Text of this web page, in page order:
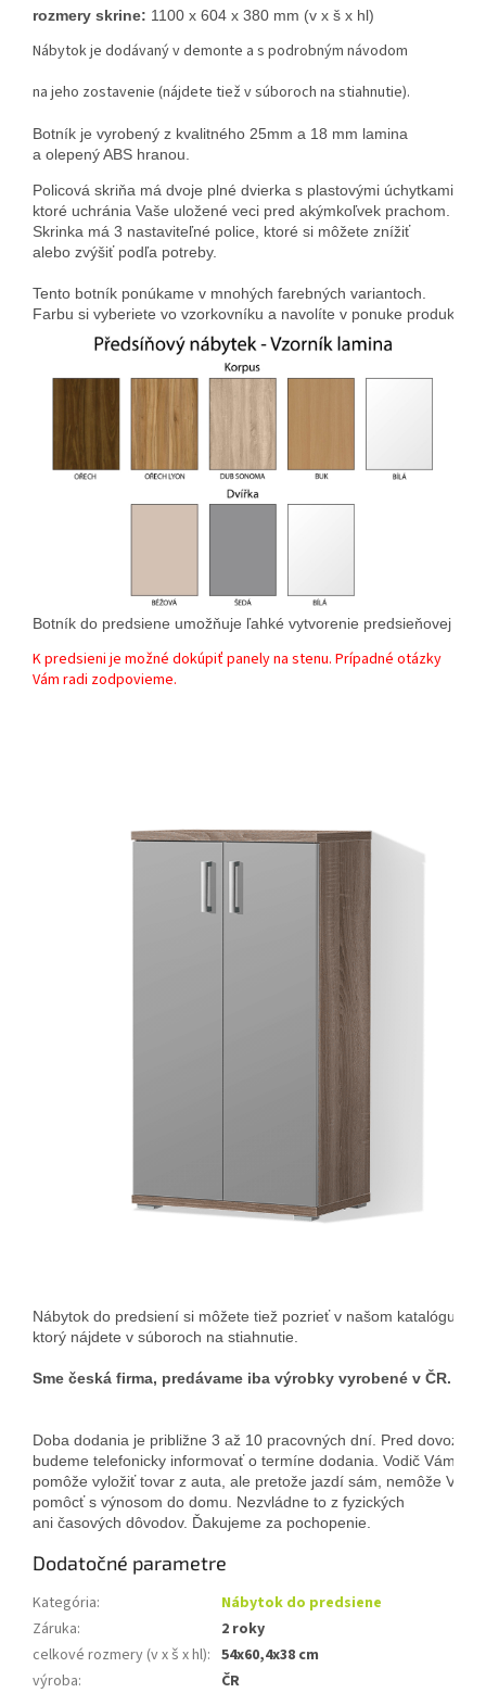
rozmery skrine: 1100 x 604 x 380 mm (v x š x hl)
Nábytok je dodávaný v demonte a s podrobným návodom
na jeho zostavenie (nájdete tiež v súboroch na stiahnutie).
Botník je vyrobený z kvalitného 25mm a 18 mm lamina
a olepený ABS hranou.
Policová skriňa má dvoje plné dvierka s plastovými úchytkami,
ktoré uchránia Vaše uložené veci pred akýmkoľvek prachom.
Skrinka má 3 nastaviteľné police, ktoré si môžete znížiť
alebo zvýšiť podľa potreby.
Tento botník ponúkame v mnohých farebných variantoch.
Farbu si vyberiete vo vzorkovníku a navolíte v ponuke produktu.
Botník do predsiene umožňuje ľahké vytvorenie predsieňovej
K predsieni je možné dokúpiť panely na stenu. Prípadné otázky
Vám radi zodpovieme.
Nábytok do predsiení si môžete tiež pozrieť v našom katalógu,
ktorý nájdete v súboroch na stiahnutie.
Sme česká firma, predávame iba výrobky vyrobené v ČR.
Doba dodania je približne 3 až 10 pracovných dní. Pred
budeme telefonicky informovať o termíne dodania. Vodič Vám
pomôže vyložiť tovar z auta, ale pretože jazdí sám, nemôže Vám
pomôcť s výnosom do domu. Nezvládne to z fyzických
ani časových dôvodov. Ďakujeme za pochopenie.
Dodatočné parametre
Kategória:
Nábytok do predsiene
Záruka:
2 roky
celkové rozmery (v x š x hl): 54x60,4x38 cm
výroba: ČR